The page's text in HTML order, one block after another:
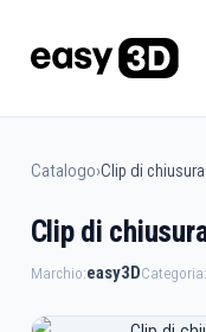
Catalogo›Clip di
Clip di
Marchio:easy3DCategoria: